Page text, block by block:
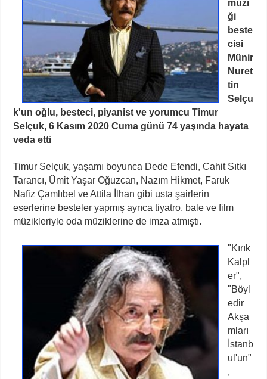
müzi
ği
beste
cisi
Münir
Nuret
tin
Selçu
k'un oğlu, besteci, piyanist ve yorumcu Timur
Selçuk, 6 Kasım 2020 Cuma günü 74 yaşında hayata
veda etti
Timur Selçuk, yaşamı boyunca Dede Efendi, Cahit Sıtkı
Tarancı, Ümit Yaşar Oğuzcan, Nazım Hikmet, Faruk
Nafiz Çamlıbel ve Attila İlhan gibi usta şairlerin
eserlerine besteler yapmış ayrıca tiyatro, bale ve film
müzikleriyle oda müziklerine de imza atmıştı.
"Kırık
Kalpl
er",
"Böyl
edir
Akşa
mları
İstanb
ul'un"
,